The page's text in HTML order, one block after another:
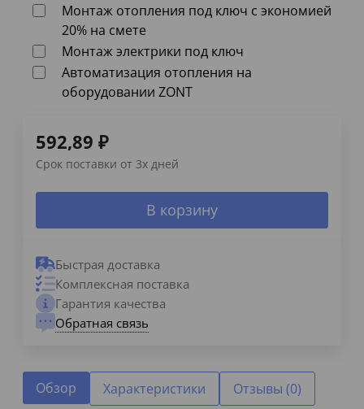
Монтаж отопления под ключ с экономией
20% на смете
Монтаж электрики под ключ
Автоматизация отопления на
оборудовании ZONT
592,89 ₽
Срок поставки от 3х дней
В корзину
Быстрая доставка
Комплексная поставка
Гарантия качества
Обратная связь
Обзор Характеристики Отзывы (0)